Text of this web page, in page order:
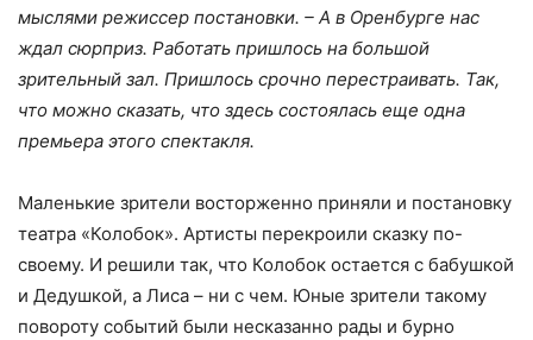
мыслями режиссер постановки. – А в Оренбурге нас
ждал сюрприз. Работать пришлось на большой
зрительный зал. Пришлось срочно перестраивать. Так,
что можно сказать, что здесь состоялась еще одна
премьера этого спектакля.
Маленькие зрители восторженно приняли и постановку
театра «Колобок». Артисты перекроили сказку по-
своему. И решили так, что Колобок остается с бабушкой
и Дедушкой, а Лиса – ни с чем. Юные зрители такому
повороту событий были несказанно рады и бурно